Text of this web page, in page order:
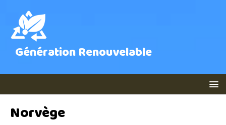
Génération Renouvelable
Norvège